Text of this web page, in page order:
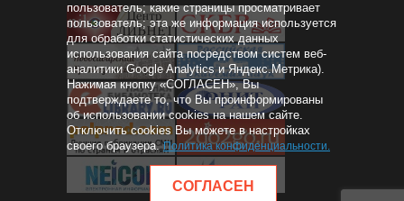
пользователь; какие страницы просматривает
пользователь; эта же информация используется
для обработки статистических данных
использования сайта посредством систем веб-
аналитики Google Analytics и Яндекс.Метрика).
Нажимая кнопку «СОГЛАСЕН», Вы
подтверждаете то, что Вы проинформированы
об использовании cookies на нашем сайте.
Отключить cookies Вы можете в настройках
своего браузера.Политика конфиденциальности.
СОГЛАСЕН